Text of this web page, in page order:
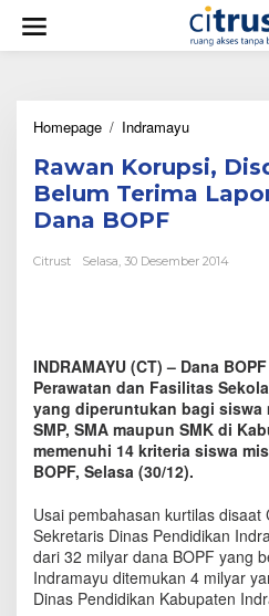
w
Homepage / Indramayu
w
a
n
r
,
D
i
s
d
k
I
n
d
r
a
m
Rawan Korupsi,
Belum Terima
Dana BOPF
Citrust Selasa, 30 Desember 2014
INDRAMAYU (CT) – Dana
Perawatan dan Fasilitas
yang diperuntukan bagi siswa
SMP, SMA maupun SMK di
memenuhi 14 kriteria siswa
BOPF, Selasa (30/12).
Usai pembahasan kurtilas disaat
Sekretaris Dinas Pendidikan
dari 32 milyar dana BOPF yang
Indramayu ditemukan 4 milyar
Dinas Pendidikan Kabupaten